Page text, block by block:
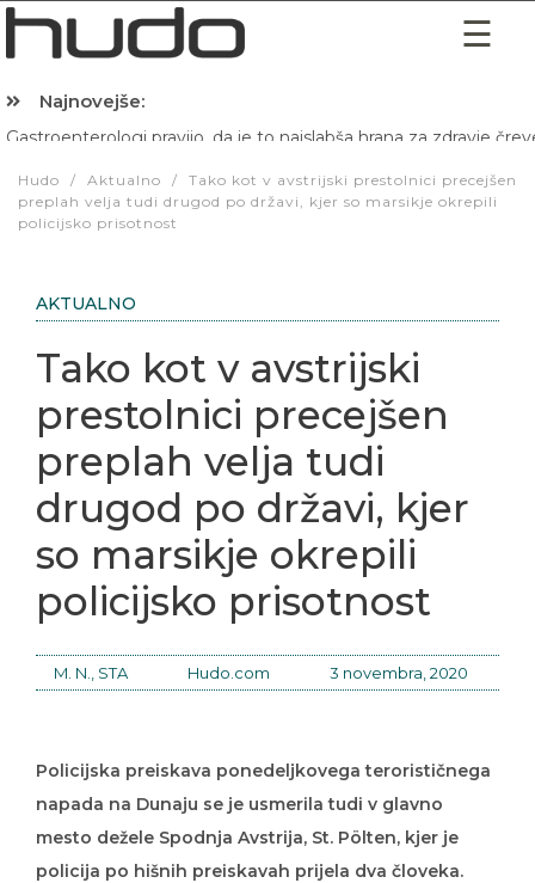
Najnovejše:
Gastroenterologi pravijo, da je to najslabša hrana za zdravje
Hudo / Aktualno /
Tako kot v avstrijski prestolnici precejšen
preplah velja tudi drugod po državi, kjer so marsikje okrepili
policijsko prisotnost
AKTUALNO
Tako kot v avstrijski
prestolnici precejšen
preplah velja tudi
drugod po državi, kjer
so marsikje okrepili
policijsko prisotnost
M. N., STA Hudo.com 3 novembra, 2020
Policijska preiskava ponedeljkovega terorističnega
napada na Dunaju se je usmerila tudi v glavno
mesto dežele Spodnja Avstrija, St. Pölten, kjer je
policija po hišnih preiskavah prijela dva človeka.